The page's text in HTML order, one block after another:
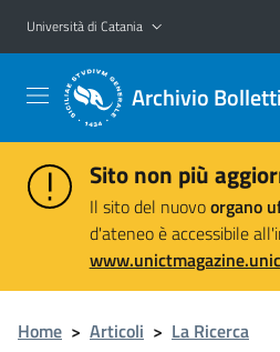
Vai al contenuto principale
Vai al menu di navigazione
Università di Catania
Archivio
Sito non più
Il sito del nuovoorgano
d'ateneo è accessibile
Home > Articoli > La Ricerca